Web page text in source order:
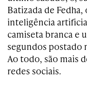
Batizada de
inteligência
camiseta branca e
segundos postado
Ao todo, são mais
redes sociais.